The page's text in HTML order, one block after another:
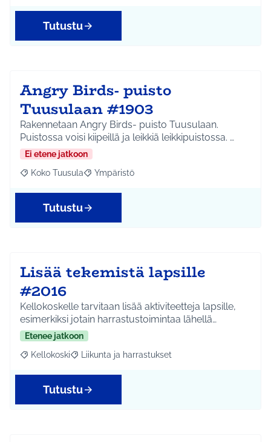
Tutustu
Angry Birds- puisto
Tuusulaan #1903
Rakennetaan Angry Birds- puisto Tuusulaan.
Puistossa voisi kiipeillä ja leikkiä leikkipuistossa. …
Ei etene jatkoon
Rajaa tulokset aihepiirin mukaan: Koko Tuusula
Koko Tuusula Rajaa tulokset teeman mukaan: Ympäristö
Ympäristö
Tutustu
Lisää tekemistä lapsille
#2016
Kellokoskelle tarvitaan lisää aktiviteetteja lapsille,
esimerkiksi jotain harrastustoimintaa lähellä…
Etenee jatkoon
Rajaa tulokset aihepiirin mukaan: Kellokoski
Kellokoski Rajaa tulokset teeman mukaan: Liikunta ja
Liikunta ja harrastukset
Tutustu